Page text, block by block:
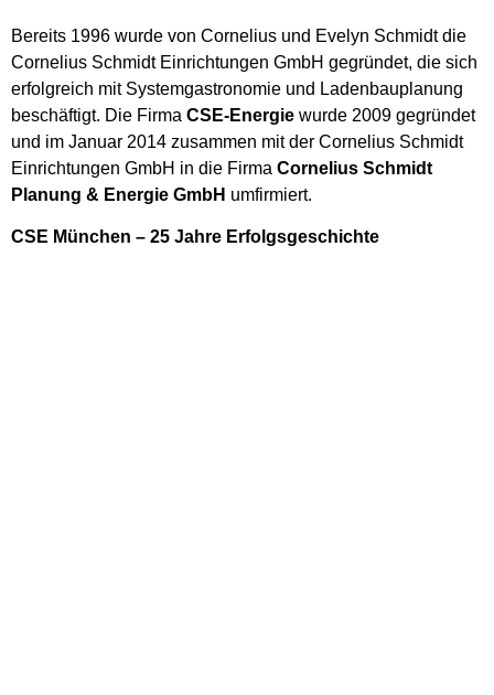
Bereits 1996 wurde von Cornelius und Evelyn Schmidt die
Cornelius Schmidt Einrichtungen GmbH gegründet, die sich
erfolgreich mit Systemgastronomie und Ladenbauplanung
beschäftigt. Die Firma CSE-Energie wurde 2009 gegründet
und im Januar 2014 zusammen mit der Cornelius Schmidt
Einrichtungen GmbH in die Firma Cornelius Schmidt
Planung & Energie GmbH umfirmiert.
CSE München – 25 Jahre Erfolgsgeschichte